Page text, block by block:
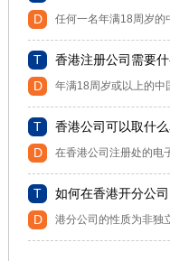
香港注册公司需要
年满18周岁或以上的中
香港公司可以取什
如何在香港开分公司